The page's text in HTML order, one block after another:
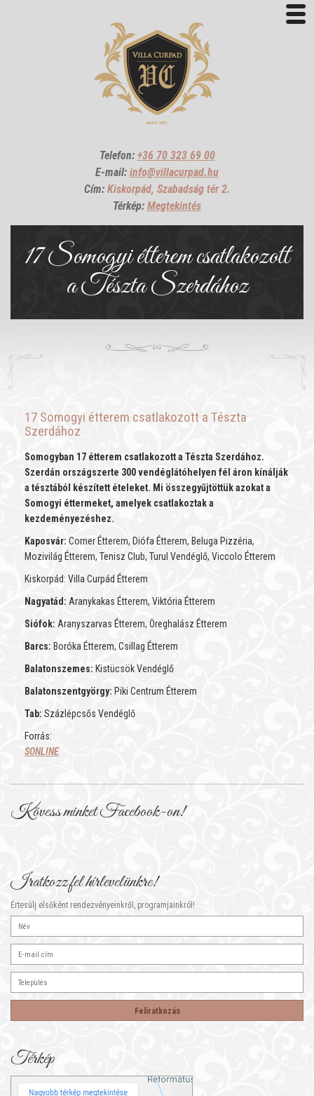
Telefon: +36 70 323 69 00
E-mail: info@villacurpad.hu
Cím: Kiskorpád, Szabadság tér 2.
Térkép: Megtekintés
17 Somogyi étterem csatlakozott
a Tészta Szerdához
17 Somogyi étterem csatlakozott a Tészta
Szerdához
Somogyban 17 étterem csatlakozott a Tészta Szerdához.
Szerdán országszerte 300 vendéglátóhelyen fél áron kínálják
a tésztából készített ételeket. Mi összegyűjtöttük azokat a
Somogyi éttermeket, amelyek csatlakoztak a
kezdeményezéshez.
Kaposvár: Corner Étterem, Diófa Étterem, Beluga Pizzéria,
Mozivilág Étterem, Tenisz Club, Turul Vendéglő, Viccolo Étterem
Kiskorpád: Villa Curpád Étterem
Nagyatád: Aranykakas Étterem, Viktória Étterem
Siófok: Aranyszarvas Étterem, Öreghalász Étterem
Barcs: Boróka Étterem, Csillag Étterem
Balatonszemes: Kistücsök Vendéglő
Balatonszentgyörgy: Piki Centrum Étterem
Tab: Százlépcsős Vendéglő
Forrás:
SONLINE
Kövess minket Facebook-on!
Iratkozz fel hírlevelünkre!
Értesülj elsőként rendezvényeinkről, programjainkról!
Térkép